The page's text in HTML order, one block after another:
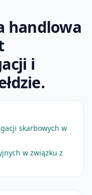
handlowa
i
skarbowych w
w związku z